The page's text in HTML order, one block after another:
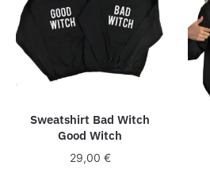
Sweatshirt Bad Witch
Good Witch
29,00 €